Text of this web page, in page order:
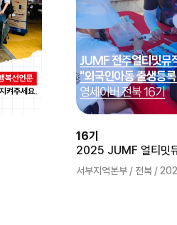
16기
서부지역본부 / 전북 /